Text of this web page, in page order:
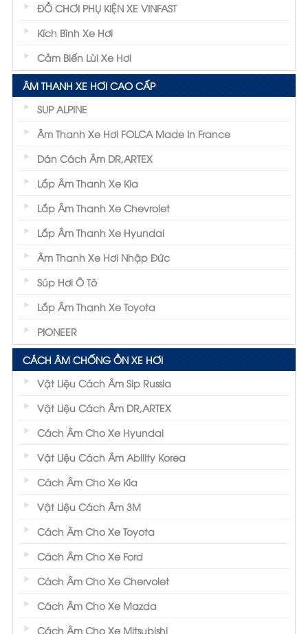
ĐỒ CHƠI PHỤ KIỆN XE VINFAST
Kích Bình Xe Hơi
Cảm Biến Lùi Xe Hơi
ÂM THANH XE HƠI CAO CẤP
SUP ALPINE
Âm Thanh Xe Hơi FOLCA Made In France
Dán Cách Âm DR,ARTEX
Lắp Âm Thanh Xe Kia
Lắp Âm Thanh Xe Chevrolet
Lắp Âm Thanh Xe Hyundai
Âm Thanh Xe Hơi Nhập Đức
Súp Hơi Ô Tô
Lắp Âm Thanh Xe Toyota
PIONEER
CÁCH ÂM CHỐNG ỒN XE HƠI
Vật Liệu Cách Âm Sip Russia
Vật Liệu Cách Âm DR,ARTEX
Cách Âm Cho Xe Hyundai
Vật Liệu Cách Âm Ability Korea
Cách Âm Cho Xe Kia
Vật Liệu Cách Âm 3M
Cách Âm Cho Xe Toyota
Cách Âm Cho Xe Ford
Cách Âm Cho Xe Chervolet
Cách Âm Cho Xe Mazda
Cách Âm Cho Xe Mitsubishi